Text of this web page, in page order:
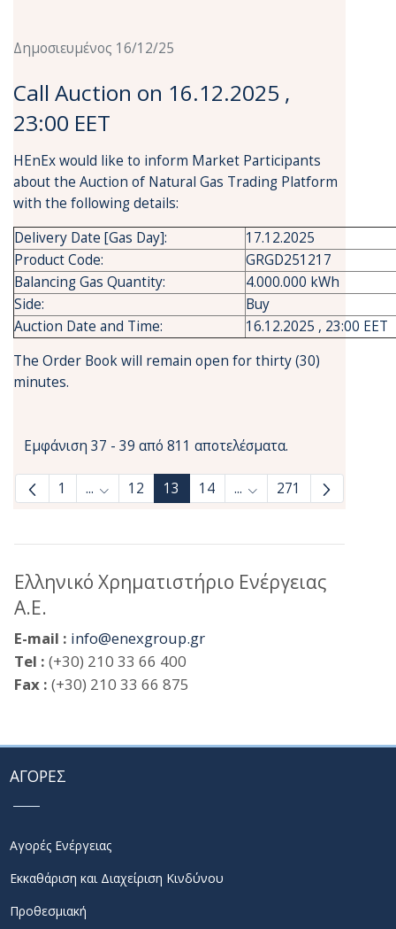
Δημοσιευμένος 16/12/25
Call Auction on 16.12.2025 ,
23:00 EET
HEnEx would like to inform Market Participants
about the Auction of Natural Gas Trading Platform
with the following details:
Delivery Date [Gas Day]:
17.12.2025
Product Code:
GRGD251217
Balancing Gas Quantity:
4.000.000 kWh
Side:
Buy
Auction Date and Time:
16.12.2025 , 23:00 EET
The Order Book will remain open for thirty (30)
minutes.
Εμφάνιση 37 - 39 από 811 αποτελέσματα.
1 ... Ενδιάμεσες σελίδες Use TAB to navigate.
12 13 14 ... Ενδιάμεσες σελίδες
271
Ελληνικό Χρηματιστήριο Ενέργειας
Α.Ε.
E-mail : info@enexgroup.gr
Tel : (+30) 210 33 66 400
Fax : (+30) 210 33 66 875
ΑΓΟΡΕΣ
Αγορές Ενέργειας
Εκκαθάριση και Διαχείριση Κινδύνου
Προθεσμιακή